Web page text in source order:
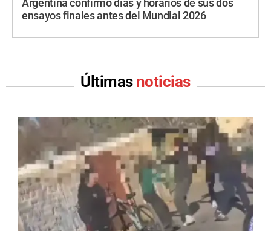
Argentina confirmó días y horarios de sus dos
ensayos finales antes del Mundial 2026
Últimas noticias